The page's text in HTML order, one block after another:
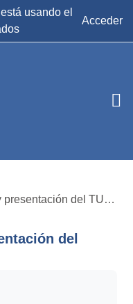
usando el
Acceder
Bienvenida y presentación del TUTOR
del